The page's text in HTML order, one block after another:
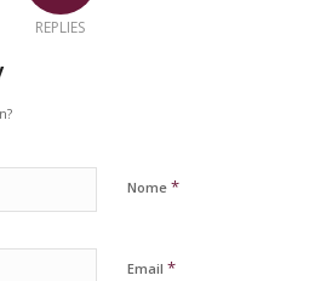
REPLIES
Nome *
Email *